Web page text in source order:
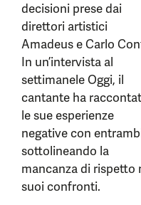
decisioni prese dai
direttori artistici
Amadeus e Carlo
In un’intervista al
settimanele Oggi, il
cantante ha
le sue esperienze
negative con
sottolineando la
mancanza di rispetto
suoi confronti.